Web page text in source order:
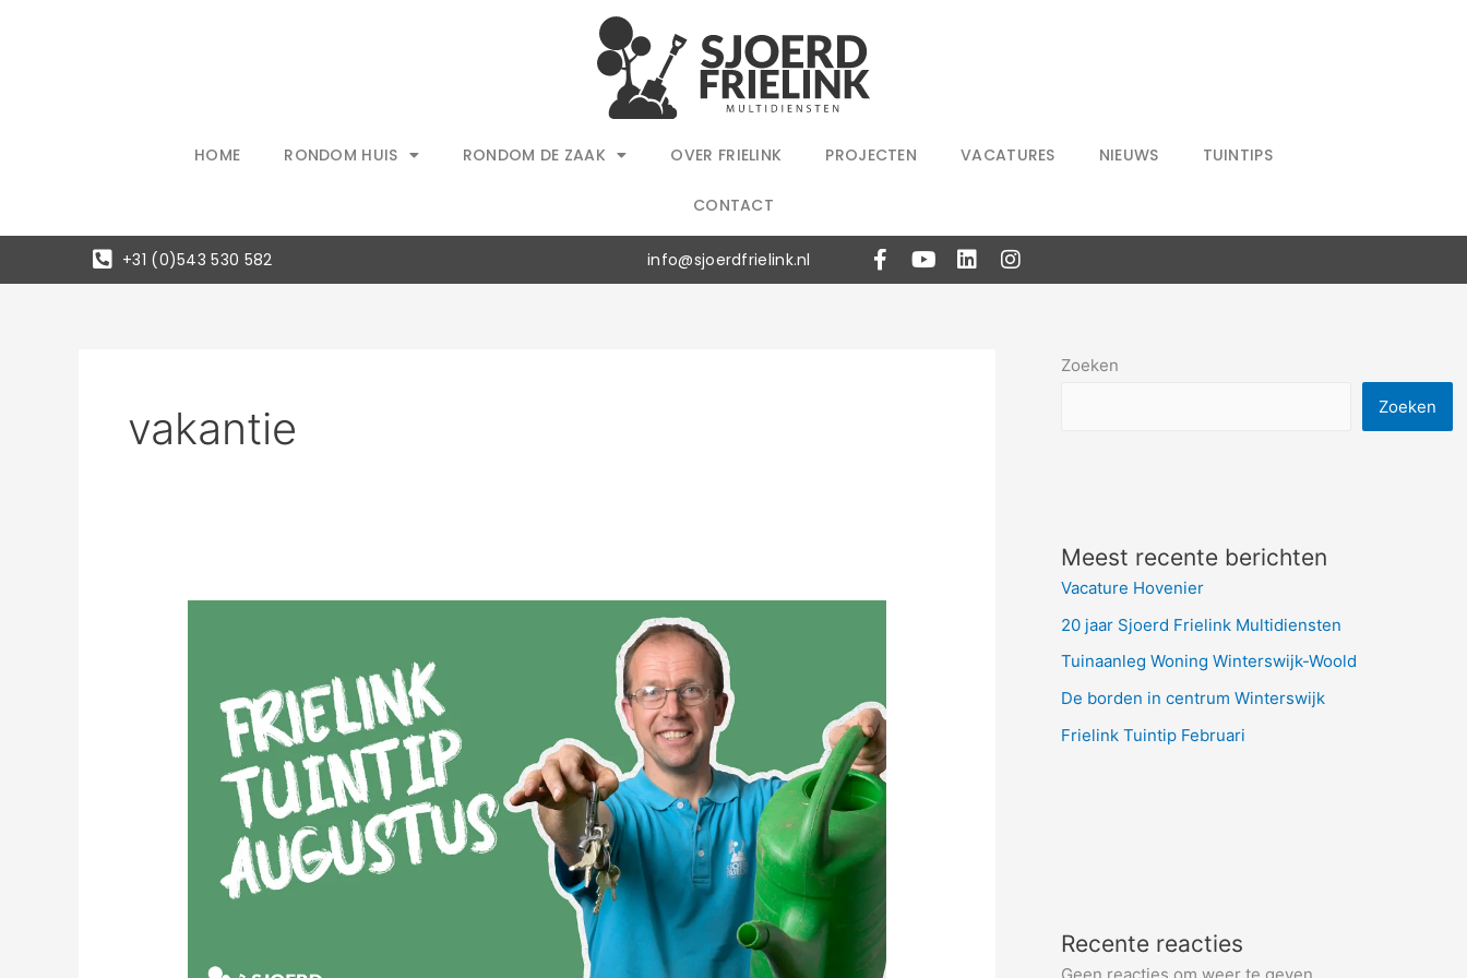
HOME RONDOM HUIS RONDOM DE ZAAK OVER FRIELINK PROJECTEN VACATURES NIEUWS TUINTIPS
CONTACT
+31 (0)543 530 582 info@sjoerdfrielink.nl
vakantie
Zoeken
Zoeken
Meest recente berichten
Vacature Hovenier
20 jaar Sjoerd Frielink Multidiensten
Tuinaanleg Woning Winterswijk-Woold
De borden in centrum Winterswijk
Frielink Tuintip Februari
Recente reacties